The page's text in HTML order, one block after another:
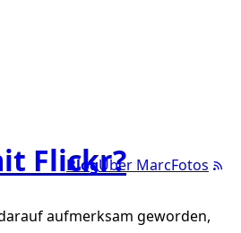
BlogÜber MarcFotos
Flickr?
aufmerksam geworden,